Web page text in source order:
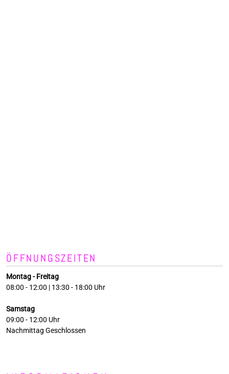
ÖFFNUNGSZEITEN
Montag - Freitag
08:00 - 12:00 | 13:30 - 18:00 Uhr
Samstag
09:00 - 12:00 Uhr
Nachmittag Geschlossen